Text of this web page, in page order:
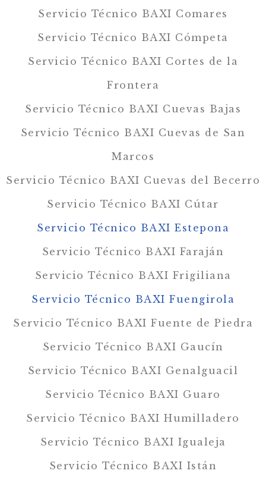
Servicio Técnico BAXI Comares
Servicio Técnico BAXI Cómpeta
Servicio Técnico BAXI Cortes de la
Frontera
Servicio Técnico BAXI Cuevas Bajas
Servicio Técnico BAXI Cuevas de San
Marcos
Servicio Técnico BAXI Cuevas del Becerro
Servicio Técnico BAXI Cútar
Servicio Técnico BAXI Estepona
Servicio Técnico BAXI Faraján
Servicio Técnico BAXI Frigiliana
Servicio Técnico BAXI Fuengirola
Servicio Técnico BAXI Fuente de Piedra
Servicio Técnico BAXI Gaucín
Servicio Técnico BAXI Genalguacil
Servicio Técnico BAXI Guaro
Servicio Técnico BAXI Humilladero
Servicio Técnico BAXI Igualeja
Servicio Técnico BAXI Istán